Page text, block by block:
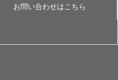
お問い合わせはこちら